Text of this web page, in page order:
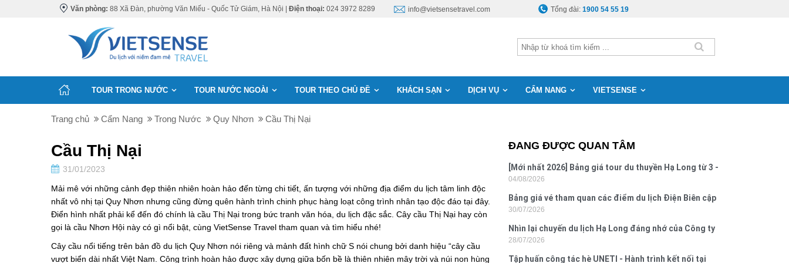
Văn phòng: 88 Xã Đàn, phường Văn Miếu - Quốc Tử Giám, Hà Nội | Điện thoại: 024 3972 8289 info@vietsensetravel.com Tổng đài:1900 54 55 19
TOUR TRONG NƯỚC TOUR NƯỚC NGOÀI TOUR THEO CHỦ ĐỀ KHÁCH SẠN DỊCH VỤ CẨM NANG VIETSENSE
Trang chủ Cẩm Nang Trong Nước Quy Nhơn Cầu Thị Nại
Cầu Thị Nại
31/01/2023
Mải mê với những cảnh đẹp thiên nhiên hoàn hảo đến từng chi tiết, ấn tượng với những địa điểm du lịch tâm linh độc
nhất vô nhị tại Quy Nhơn nhưng cũng đừng quên hành trình chinh phục hàng loạt công trình nhân tạo độc đáo tại đây.
Điển hình nhất phải kể đến đó chính là cầu Thị Nại trong bức tranh văn hóa, du lịch đặc sắc. Cây cầu Thị Nại hay còn
gọi là cầu Nhơn Hội này có gì nổi bật, cùng VietSense Travel tham quan và tìm hiểu nhé!
Cây cầu nổi tiếng trên bản đồ du lịch Quy Nhơn nói riêng và mảnh đất hình chữ S nói chung bởi danh hiệu “cây cầu
vượt biển dài nhất Việt Nam. Công trình hoàn hảo được xây dựng giữa bốn bề là thiên nhiên mây trời và núi non hùng
ĐANG ĐƯỢC QUAN TÂM
[Mới nhất 2026] Bảng giá tour du thuyền Hạ Long từ 3 -
6 sao
04/08/2026
Bảng giá vé tham quan các điểm du lịch Điện Biên cập
nhật 2026
30/07/2026
Nhìn lại chuyến du lịch Hạ Long đáng nhớ của Công ty
Tân Hưng 2026
28/07/2026
Tập huấn công tác hè UNETI - Hành trình kết nối tại